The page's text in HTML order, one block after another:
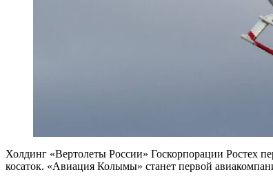
Холдинг «Вертолеты России» Госкорпорации Ростех
косаток. «Авиация Колымы» станет первой